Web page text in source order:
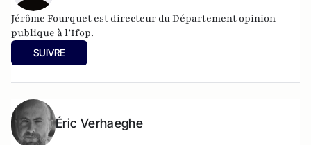
Jérôme Fourquet est directeur du Département opinion
publique à l’Ifop.
SUIVRE
Éric Verhaeghe